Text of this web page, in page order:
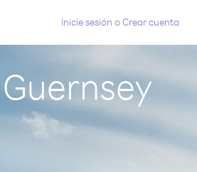
Inicie sesión oCrear cuenta